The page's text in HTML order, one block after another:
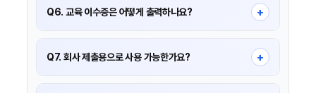
원대이며 과정마다 다르므로 상세 페이지를 확인해야
Q6. 교육 이수증은 어떻게 출력하나요? +
수 있습니다.
Q7. 회사 제출용으로 사용 가능한가요? +